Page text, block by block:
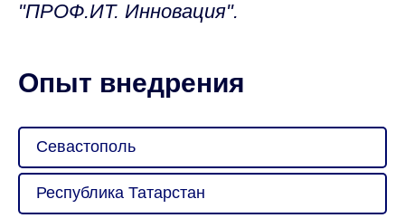
"ПРОФ.ИТ. Инновация".
Опыт внедрения
Севастополь
Республика Татарстан